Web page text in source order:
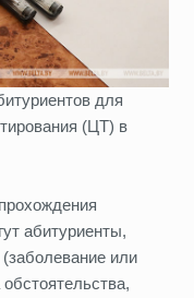
для
(ЦТ) в
абитуриенты,
или